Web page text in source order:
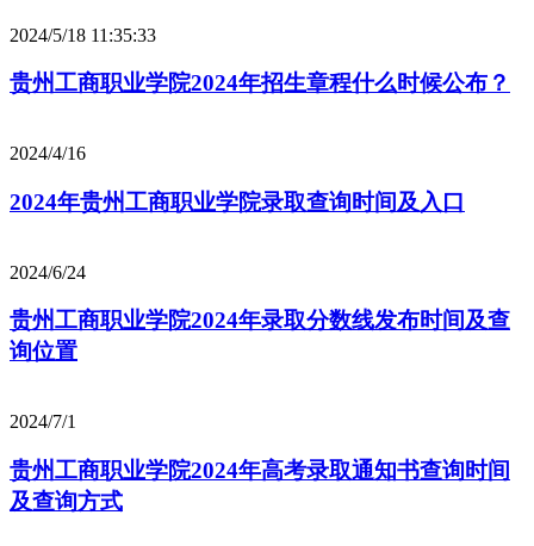
2024/5/18 11:35:33
贵州工商职业学院2024年招生章程什么时候公布？
2024/4/16
2024年贵州工商职业学院录取查询时间及入口
2024/6/24
贵州工商职业学院2024年录取分数线发布时间及查
询位置
2024/7/1
贵州工商职业学院2024年高考录取通知书查询时间
及查询方式